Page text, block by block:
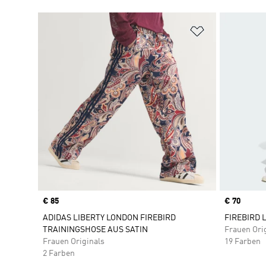
Zur
Price
€ 85
ADIDAS LIBERTY LONDON FIREBIRD
TRAININGSHOSE AUS SATIN
Frauen Originals
2 Farben
Price
€ 70
FIREBIRD
Frauen
19 Farben